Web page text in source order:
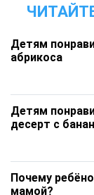
Детям
абрикоса
Детям
десерт с
Почему
мамой?